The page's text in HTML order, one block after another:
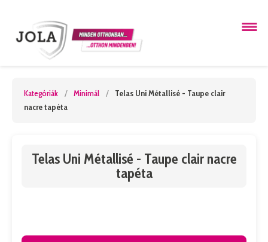
Kategóriák / Minimál /
Telas Uni Métallisé - Taupe clair
nacre tapéta
Telas Uni Métallisé - Taupe clair nacre
tapéta